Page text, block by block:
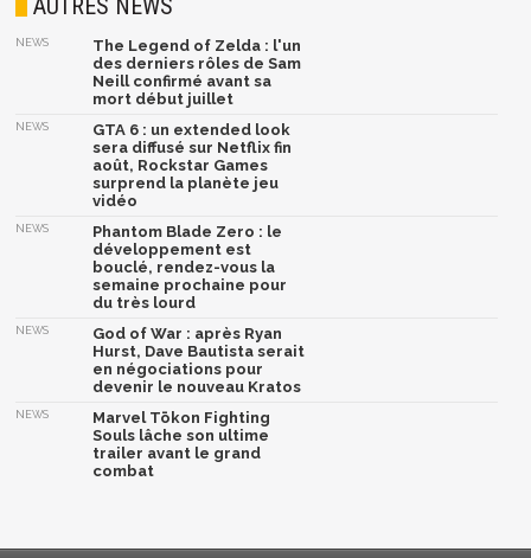
NEWS
The Legend of Zelda : l'un
des derniers rôles de Sam
Neill confirmé avant sa
mort début juillet
NEWS
GTA 6 : un extended look
sera diffusé sur Netflix fin
août, Rockstar Games
surprend la planète jeu
vidéo
NEWS
Phantom Blade Zero : le
développement est
bouclé, rendez-vous la
semaine prochaine pour
du très lourd
NEWS
God of War : après Ryan
Hurst, Dave Bautista serait
en négociations pour
devenir le nouveau Kratos
NEWS
Marvel Tōkon Fighting
Souls lâche son ultime
trailer avant le grand
combat